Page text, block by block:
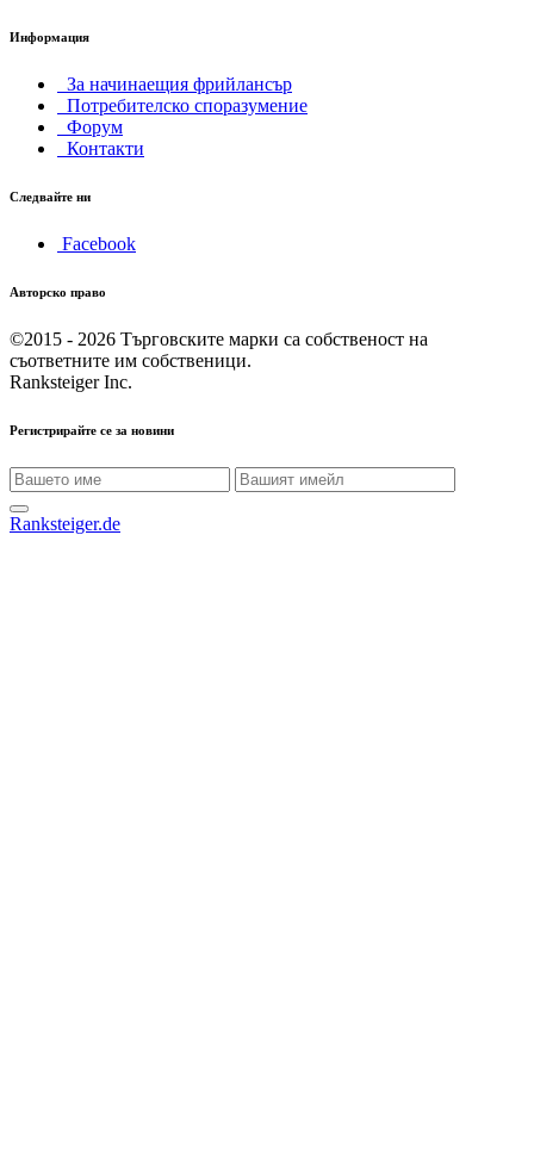
Информация
За начинаещия фрийлансър
Потребителско споразумение
Форум
Контакти
Следвайте ни
Facebook
Авторско право
©2015 - 2026 Търговските марки са собственост на
съответните им собственици.
Ranksteiger Inc.
Регистрирайте се за новини
Ranksteiger.de